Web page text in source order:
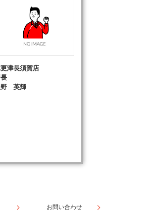
津長須賀店
野 英輝
お問い合わせ